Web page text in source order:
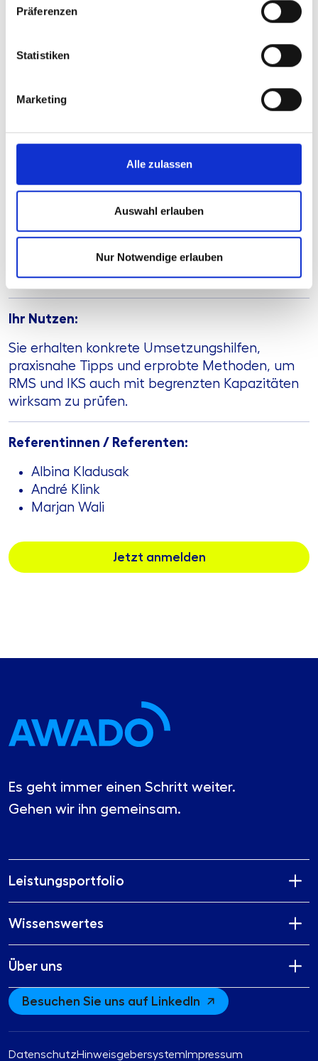
Präferenzen
Statistiken
Marketing
Alle zulassen
Auswahl erlauben
Nur Notwendige erlauben
In diesem Webinar erfahren Sie:
🧩 Grundlagen & Anforderungen – Was muss
🔍 Prüfungsansätze für kleine Teams – Effizient,
📋 Checklisten & Tools – Praktische Hilfsmittel
📌 Fallbeispiele aus der Praxis – So gelingt die
Umsetzung auch mit kleinem Team
❓ Q&A – Ihre Fragen, unsere Antworten
Zielgruppe:
Unternehmen, Revisionsleiter:innen kleiner
Teams, Fachverantwortliche für RMS/IKS sowie
alle, die pragmatische Prüfungsansätze suchen.
Ihr Nutzen:
Sie erhalten konkrete Umsetzungshilfen,
praxisnahe Tipps und erprobte Methoden, um
RMS und IKS auch mit begrenzten Kapazitäten
wirksam zu prüfen.
Referentinnen / Referenten:
Albina Kladusak
André Klink
Marjan Wali
Jetzt anmelden
Es geht immer einen Schritt weiter.
Gehen wir ihn gemeinsam.
Leistungsportfolio
Wissenswertes
Über uns
Besuchen Sie uns auf LinkedIn
DatenschutzHinweisgebersystem Impressum